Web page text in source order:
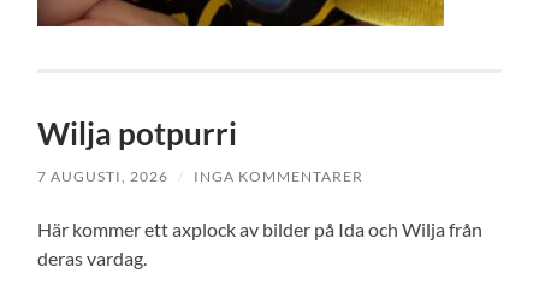
Wilja potpurri
7 AUGUSTI, 2026 / INGA KOMMENTARER
Här kommer ett axplock av bilder på Ida och Wilja från
deras vardag.